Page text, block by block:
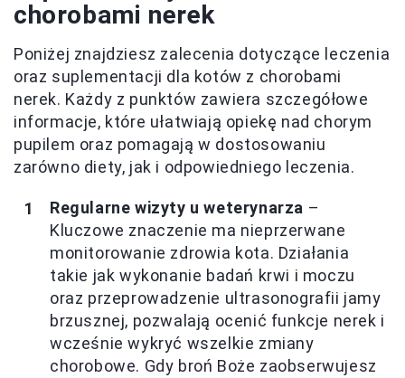
chorobami nerek
Poniżej znajdziesz zalecenia dotyczące leczenia
oraz suplementacji dla kotów z chorobami
nerek. Każdy z punktów zawiera szczegółowe
informacje, które ułatwiają opiekę nad chorym
pupilem oraz pomagają w dostosowaniu
zarówno diety, jak i odpowiedniego leczenia.
Regularne wizyty u weterynarza –
Kluczowe znaczenie ma nieprzerwane
monitorowanie zdrowia kota. Działania
takie jak wykonanie badań krwi i moczu
oraz przeprowadzenie ultrasonografii jamy
brzusznej, pozwalają ocenić funkcje nerek i
wcześnie wykryć wszelkie zmiany
chorobowe. Gdy broń Boże zaobserwujesz